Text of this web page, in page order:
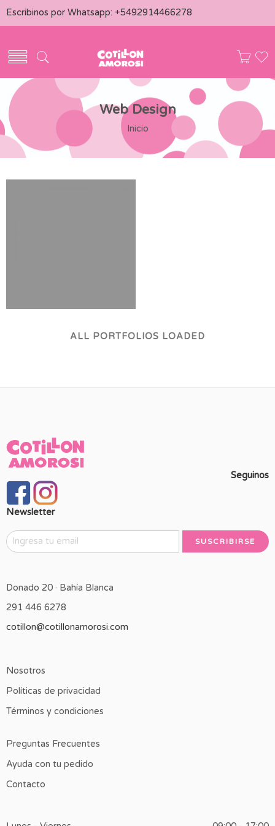
Escribinos por Whatsapp: +5492914466278
Web Design
Inicio
ALL PORTFOLIOS LOADED
Seguinos
Newsletter
Donado 20 · Bahía Blanca
291 446 6278
cotillon@cotillonamorosi.com
Nosotros
Políticas de privacidad
Términos y condiciones
Preguntas Frecuentes
Ayuda con tu pedido
Contacto